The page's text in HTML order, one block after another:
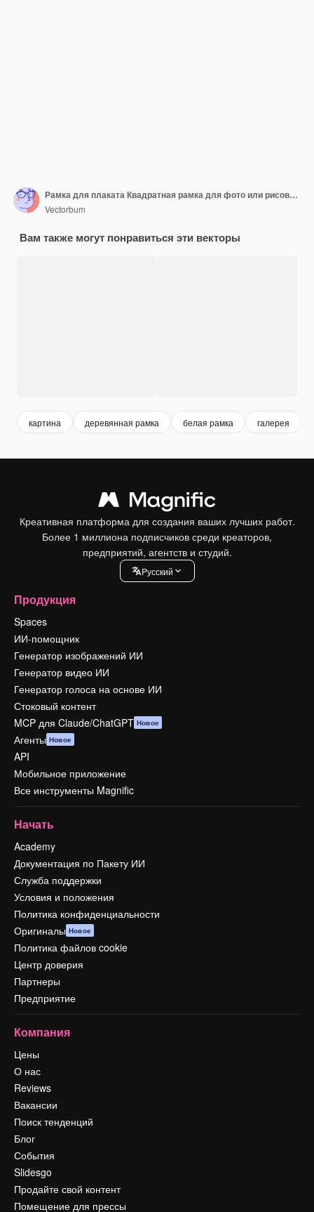
Рамка для плаката Квадратная рамка для фото или рисования Реалистичный макет
Vectorbum
Вам также могут понравиться эти векторы
картина деревянная рамка белая рамка галерея
Креативная платформа для создания ваших лучших работ.
Более 1 миллиона подписчиков среди креаторов,
предприятий, агентств и студий.
Pусский
Продукция
Spaces
ИИ-помощник
Генератор изображений ИИ
Генератор видео ИИ
Генератор голоса на основе ИИ
Стоковый контент
MCP для Claude/ChatGPT Новое
Агенты Новое
API
Мобильное приложение
Все инструменты Magnific
Начать
Academy
Документация по Пакету ИИ
Служба поддержки
Условия и положения
Политика конфиденциальности
Оригиналы Новое
Политика файлов cookie
Центр доверия
Партнеры
Предприятие
Компания
Цены
О нас
Reviews
Вакансии
Поиск тенденций
Блог
События
Slidesgo
Продайте свой контент
Помещение для прессы